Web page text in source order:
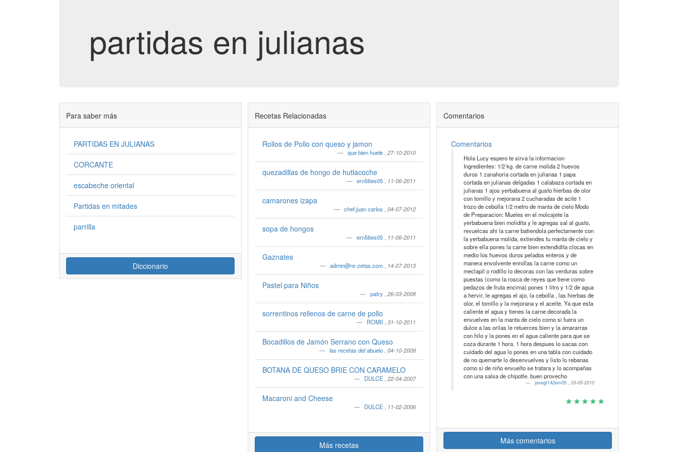
partidas en julianas
Para saber más
PARTIDAS EN JULIANAS
CORCANTE
escabeche oriental
Partidas en mitades
parrilla
Diccionario
Recetas Relacionadas
Rollos de Pollo con queso y jamon
que bien huele ,27-10-2010
quezadillas de hongo de hutlacoche
ern56es05 11-06-2011
camarones izapa
chef.juan carlos ,04-07-2012
sopa de hongos
ern56es05 11-06-2011
Gaznates
admin@re-zetas.com 14-07-2013
Pastel para Niños
patry ,26-03-2008
sorrentinos rellenos de carne de pollo
ROMII ,31-10-2011
Bocadillos de Jamón Serrano con Queso
las recetas del abuelo ,04-10-2009
BOTANA DE QUESO BRIE CON CARAMELO
DULCE ,22-04-2007
Macaroni and Cheese
DULCE 11-02-2006
Más recetas
Comentarios
Comentarios
Hola Lucy espero te sirva la informacion
Ingredientes: 1/2 kg. de carne molida 2 huevos
duros 1 zanahoria cortada en julianas 1 papa
cortada en julianas delgadas 1 calabaza cortada en
julianas 1 ajos yerbabuena al gusto hierbas de olor
con tomillo y mejorana 2 cucharadas de acite 1
trozo de cebolla 1/2 metro de manta de cielo Modo
de Preparacion: Mueles en el molcajete la
yerbabuena bien molidita y le agregas sal al gusto,
revuelcas ahi la carne batiendola perfectamente con
la yerbabuena molida, extiendes tu manta de cielo y
sobre ella pones la carne bien extendidita clocas en
medio los huevos duros pelados enteros y de
manera envolvente enrollas la carne como un
meclapil o rodillo lo decoras con las verduras sobre
puestas (como la rosca de reyes que tiene como
pedazos de fruta encima) pones 1 litro y 1/2 de agua
a hervir, le agregas el ajo, la cebolla , las hierbas de
olor, el tomillo y la mejorana y el aceite. Ya que esta
caliente el agua y tienes la carne decorada la
envuelves en la manta de cielo como si fuera un
dulce a las orilas le retuerces bien y la amararras
con hilo y la pones en el agua caliente para que se
coza durante 1 hora. 1 hora despues lo sacas con
cuidado del agua lo pones en una tabla con cuidado
de no quemarte lo desenvuelves y listo lo rebanas
como si de niño envuelto se tratara y lo acompañas
con una salsa de chipotle. buen provecho
josegf142em05,03-05-2010
Más comentarios